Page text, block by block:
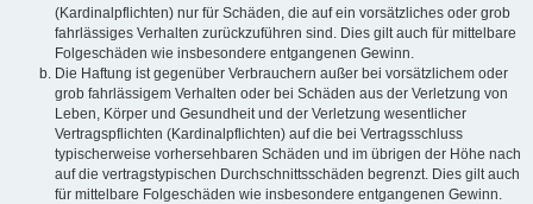
(Kardinalpflichten) nur für Schäden, die auf ein vorsätzliches oder grob
fahrlässiges Verhalten zurückzuführen sind. Dies gilt auch für mittelbare
Folgeschäden wie insbesondere entgangenen Gewinn.
Die Haftung ist gegenüber Verbrauchern außer bei vorsätzlichem oder
grob fahrlässigem Verhalten oder bei Schäden aus der Verletzung von
Leben, Körper und Gesundheit und der Verletzung wesentlicher
Vertragspflichten (Kardinalpflichten) auf die bei Vertragsschluss
typischerweise vorhersehbaren Schäden und im übrigen der Höhe nach
auf die vertragstypischen Durchschnittsschäden begrenzt. Dies gilt auch
für mittelbare Folgeschäden wie insbesondere entgangenen Gewinn.